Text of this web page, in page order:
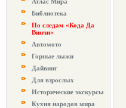
Библиотека
По следам «Кода Да
Винчи»
Автомото
Горные лыжи
Дайвинг
Для взрослых
Исторические экскурсы
Кухня народов мира